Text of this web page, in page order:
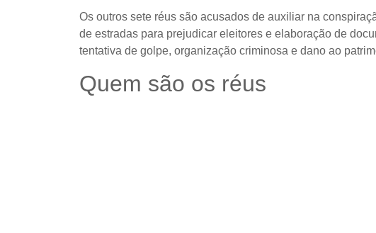
Os outros sete réus são acusados de auxiliar na
de estradas para prejudicar eleitores e elaboração de
tentativa de golpe, organização criminosa e dano ao
Quem são os réus